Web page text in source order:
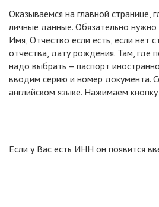
Оказываемся на главной странице,
личные данные. Обязательно
Имя, Отчество если есть, если нет
отчества, дату рождения. Там, где
надо выбрать – паспорт
вводим серию и номер документа.
английском языке. Нажимаем
Если у Вас есть ИНН он появится